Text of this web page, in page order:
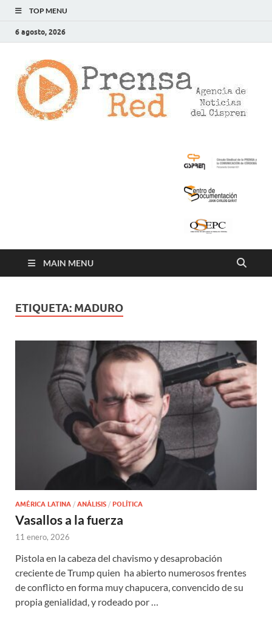
TOP MENU
6 agosto, 2026
MAIN MENU
ETIQUETA: MADURO
AMÉRICA LATINA / ANÁLISIS / POLÍTICA
Vasallos a la fuerza
11 enero, 2026
Pistola en la cabeza del chavismo y desaprobación
creciente de Trump quien ha abierto numerosos frentes
de conflicto en forma muy chapucera, convencido de su
propia genialidad, y rodeado por …